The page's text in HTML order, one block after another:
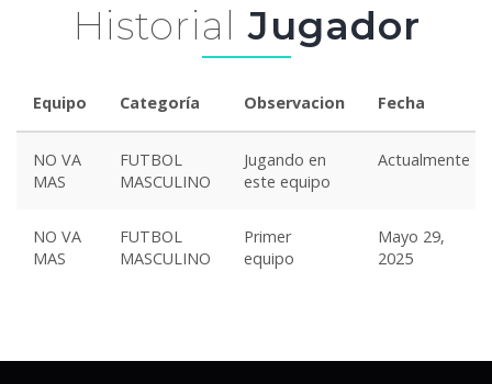
Historial Jugador
Equipo Categoría Observacion Fecha
NO VA
MAS
FUTBOL
MASCULINO
Jugando en
este equipo
Actualmente
NO VA
MAS
FUTBOL
MASCULINO
Primer
equipo
Mayo 29,
2025